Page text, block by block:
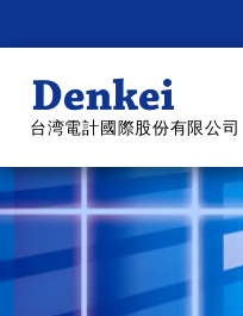
台湾電計國際股份有限公司